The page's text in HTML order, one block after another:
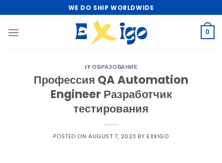
to
content
WE DO SHIP WORLDWIDE
0
IT ОБРАЗОВАНИЕ
Профессия QA Automation
Engineer Разработчик
тестирования
POSTED ONAUGUST 7, 2023 BY EXXIGO